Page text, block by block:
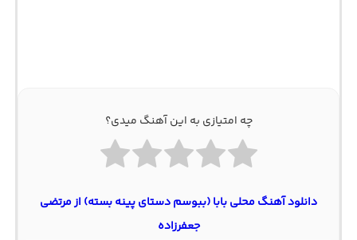
چه امتیازی به این آهنگ میدی؟
دانلود آهنگ محلی بابا (ببوسم دستای پینه بسته) از مرتضی
جعفرزاده